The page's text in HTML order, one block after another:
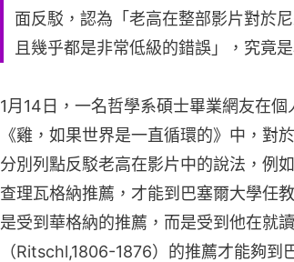
面反駁，認為「老高在整部影片對於
且幾乎都是非常低級的錯誤」，究竟
1月14日，一名哲學系碩士畢業網友在
《雞，如果世界是一直循環的》中，對
分別列點反駁老高在影片中的說法，例
查理瓦格納推薦，才能到巴塞爾大學任
是受到華格納的推薦，而是受到他在就
（Ritschl,1806-1876）的推薦才能夠到